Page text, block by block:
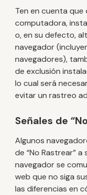
Ten en cuenta que
computadora,
o, en su defecto,
navegador
navegadores),
de exclusión
lo cual será
evitar un rastreo
Señales de
Algunos
de “No Rastrear”
navegador se
web que no siga
las diferencias en